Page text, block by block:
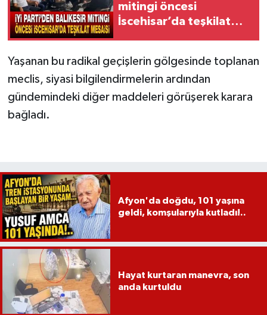
mitingi öncesi
İscehisar’da teşkilat
Yaşanan bu radikal geçişlerin gölgesinde toplanan
meclis, siyasi bilgilendirmelerin ardından
gündemindeki diğer maddeleri görüşerek karara
bağladı.
Afyon'da doğdu, 101 yaşına
geldi, komşularıyla kutladı!..
Hayat kurtaran manevra, son
anda kurtuldu